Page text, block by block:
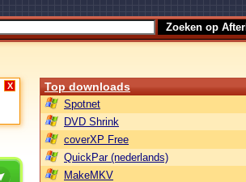
X Top downloads
Spotnet
DVD Shrink
coverXP Free
QuickPar (nederlands)
MakeMKV